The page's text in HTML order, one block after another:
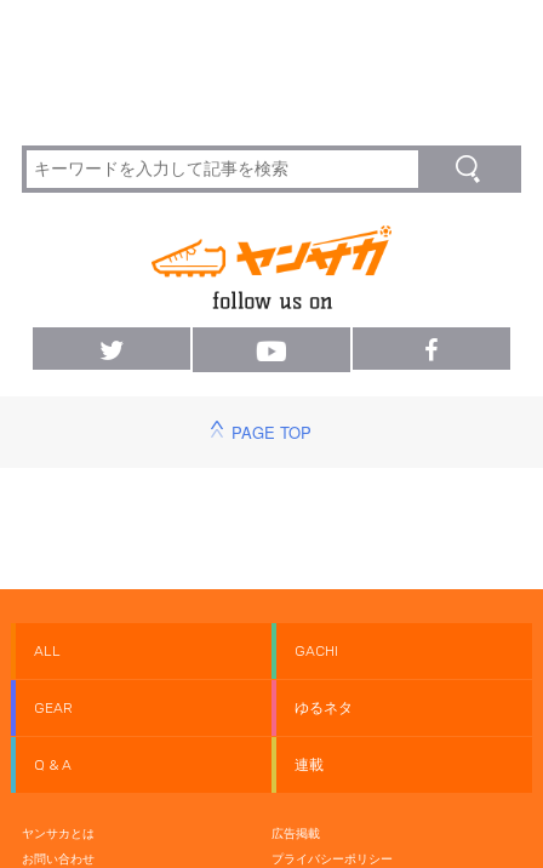
PAGE TOP
ALL GACHI
GEAR ゆるネタ
Q & A 連載
ヤンサカとは
広告掲載
お問い合わせ
プライバシーポリシー